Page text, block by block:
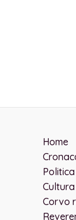
Home
Politica
Corvo